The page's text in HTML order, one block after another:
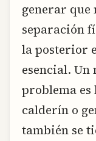
generar que
separación
la posterior
esencial. Un
problema
calderín o
también se